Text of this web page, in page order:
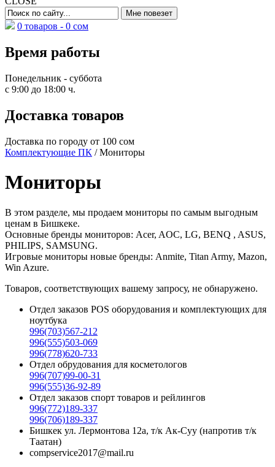
0 товаров - 0 сом
Время работы
Понедельник - суббота
с 9:00 до 18:00 ч.
Доставка товаров
Доставка по городу от 100 сом
Комплектующие ПК / Мониторы
Мониторы
В этом разделе, мы продаем мониторы по самым выгодным
ценам в Бишкеке.
Основные бренды мониторов: Acer, AOC, LG, BENQ , ASUS,
PHILIPS, SAMSUNG.
Игровые мониторы новые бренды: Anmite, Titan Army, Mazon,
Win Azure.
Товаров, соответствующих вашему запросу, не обнаружено.
Отдел заказов POS оборудования и комплектующих для
ноутбука
996(703)567-212
996(555)503-069
996(778)620-733
Отдел обрудования для косметологов
996(707)99-00-31
996(555)36-92-89
Отдел заказов спорт товаров и рейлингов
996(772)189-337
996(706)189-337
Бишкек ул. Лермонтова 12а, т/к Ак-Суу (напротив т/к
Таатан)
compservice2017@mail.ru